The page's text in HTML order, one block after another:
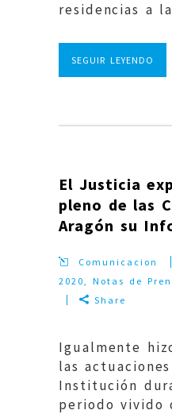
residencias a
SEGUIR LEYENDO
El Justicia
pleno de las
Aragón su
Comunicacion
2020,Notas de
Share
Igualmente
las
Institución
periodo vivido